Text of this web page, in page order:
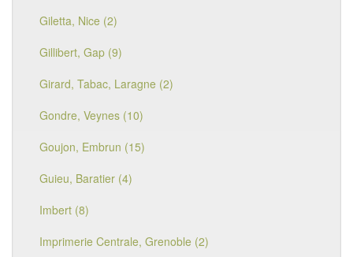
Giletta, Nice (2)
Gillibert, Gap (9)
Girard, Tabac, Laragne (2)
Gondre, Veynes (10)
Goujon, Embrun (15)
Guieu, Baratier (4)
Imbert (8)
Imprimerie Centrale, Grenoble (2)